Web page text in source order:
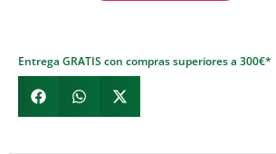
Entrega GRATIS con compras superiores a 300€*